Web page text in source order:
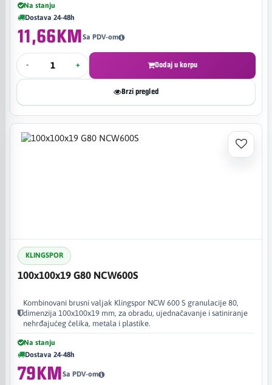
Na stanju
Dostava 24-48h
11,66KMSa PDV-om
- + Dodaj u korpu
Brzi pregled
KLINGSPOR
100x100x19 G80 NCW600S
Kombinovani brusni valjak Klingspor NCW 600 S granulacije 80,
dimenzija 100x100x19 mm, za obradu, ujednačavanje i satiniranje
nehrđajućeg čelika, metala i plastike.
Na stanju
Dostava 24-48h
79KMSa PDV-om